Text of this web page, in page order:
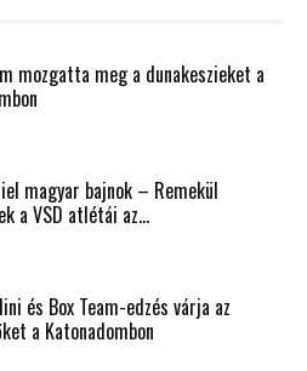
mozgatta meg a dunakeszieket a
magyar bajnok – Remekül
a VSD atlétái az...
és Box Team-edzés várja az
a Katonadombon